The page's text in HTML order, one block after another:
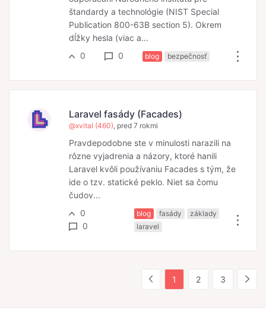
štandardy a technológie (NIST Special
Publication 800-63B section 5). Okrem
dĺžky hesla (viac a...
0
0 blog bezpečnosť
Laravel fasády (Facades)
@xvital (460) , pred 7 rokmi
Pravdepodobne ste v minulosti narazili na
rôzne vyjadrenia a názory, ktoré hanili
Laravel kvôli používaniu Facades s tým, že
ide o tzv. statické peklo. Niet sa čomu
čudov...
0
0
blog fasády
základy
laravel
1 2 3